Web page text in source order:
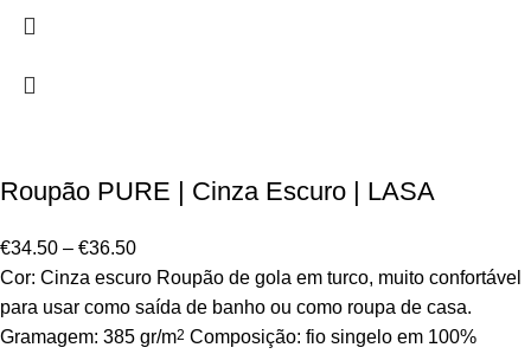
Roupão PURE | Cinza Escuro | LASA
€34.50 – €36.50
Cor: Cinza escuro Roupão de gola em turco, muito confortável
para usar como saída de banho ou como roupa de casa.
Gramagem: 385 gr/m2 Composição: fio singelo em 100%